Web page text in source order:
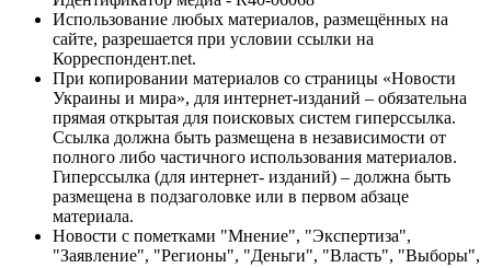
Использование любых материалов, размещённых на
сайте, разрешается при условии ссылки на
Корреспондент.net.
При копировании материалов со страницы «Новости
Украины и мира», для интернет-изданий – обязательна
прямая открытая для поисковых систем гиперссылка.
Ссылка должна быть размещена в независимости от
полного либо частичного использования материалов.
Гиперссылка (для интернет- изданий) – должна быть
размещена в подзаголовке или в первом абзаце
материала.
Новости с пометками "Мнение", "Экспертиза",
"Заявление", "Регионы", "Деньги", "Власть", "Выборы",